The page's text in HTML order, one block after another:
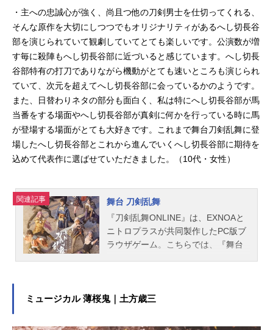
・主への忠誠心が強く、尚且つ他の刀剣男士を仕切ってくれる、
そんな原作を大切にしつつでもオリジナリティがあるへし切長谷
部を演じられていて観劇していてとても楽しいです。公演数が増
す毎に殺陣もへし切長谷部に近づいると感じています。へし切長
谷部特有の打刀でありながら機動がとても速いところも演じられ
ていて、次元を超えてへし切長谷部に会っているかのようです。
また、日替わりネタの部分も面白く、私は特にへし切長谷部が馬
当番をする場面やへし切長谷部が真剣に何かを行っている時に馬
が登場する場面がとても大好きです。これまで舞台刀剣乱舞に登
場したへし切長谷部とこれから進んでいくへし切長谷部に期待を
込めて代表作に選ばせていただきました。（10代・女性）
関連記事
舞台 刀剣乱舞
『刀剣乱舞ONLINE』は、EXNOAと
ニトロプラスが共同製作したPC版ブ
ラウザゲーム。こちらでは、『舞台
ミュージカル 薄桜鬼｜土方歳三